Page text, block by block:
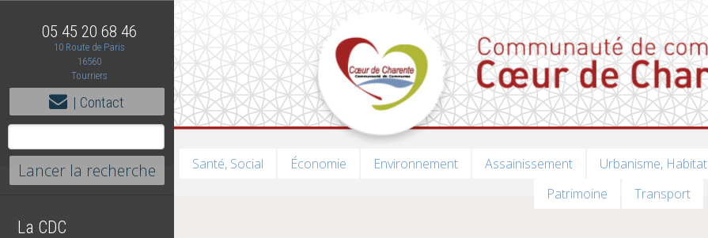
05 45 20 68 46
10 Route de Paris
16560
Tourriers
| Contact
La CDC
Santé, Social Économie Environnement Assainissement Urbanisme, Habitat
Patrimoine
Transport